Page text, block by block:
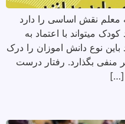
معلم نقش اساسی را دارد
میتواند با اعتماد به
نوع دانش اموزان را درک
منفی بگذارد. رفتار درست
[…]